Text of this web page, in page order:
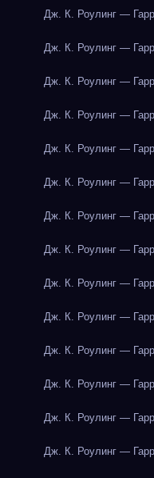
Дж. К. Роулинг —
Дж. К. Роулинг —
Дж. К. Роулинг —
Дж. К. Роулинг —
Дж. К. Роулинг —
Дж. К. Роулинг —
Дж. К. Роулинг —
Дж. К. Роулинг —
Дж. К. Роулинг —
Дж. К. Роулинг —
Дж. К. Роулинг —
Дж. К. Роулинг —
Дж. К. Роулинг —
Дж. К. Роулинг —